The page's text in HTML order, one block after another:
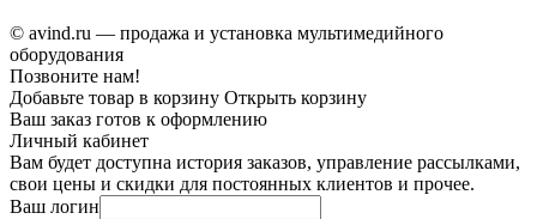
© avind.ru — продажа и установка мультимедийного
оборудования
Позвоните нам!
Добавьте товар в корзину Открыть корзину
Ваш заказ готов к оформлению
Личный кабинет
Вам будет доступна история заказов, управление рассылками,
свои цены и скидки для постоянных клиентов и прочее.
Ваш логин